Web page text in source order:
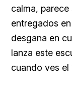
calma,
entregados en
desgana en
lanza este
cuando ves el